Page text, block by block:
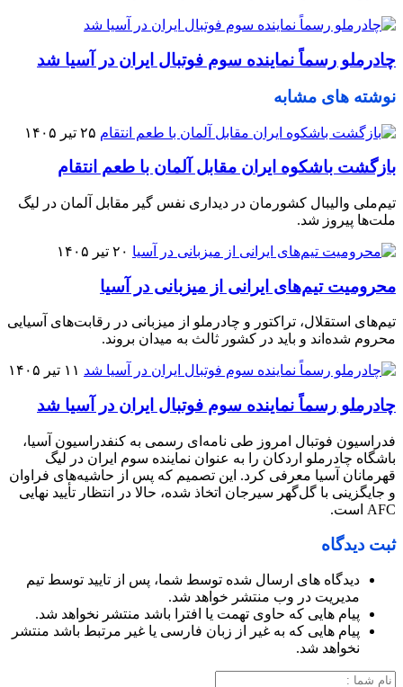
چادرملو رسماً نماینده سوم فوتبال ایران در آسیا شد
نوشته های مشابه
۲۵ تیر ۱۴۰۵
بازگشت باشکوه ایران مقابل آلمان با طعم انتقام
تیم‌ملی والیبال کشورمان در دیداری نفس گیر مقابل آلمان در لیگ
ملت‌ها پیروز شد.
۲۰ تیر ۱۴۰۵
محرومیت تیم‌های ایرانی از میزبانی در آسیا
تیم‌های استقلال، تراکتور و چادرملو از میزبانی در رقابت‌های آسیایی
محروم شده‌اند و باید در کشور ثالث به میدان بروند.
۱۱ تیر ۱۴۰۵
چادرملو رسماً نماینده سوم فوتبال ایران در آسیا شد
فدراسیون فوتبال امروز طی نامه‌ای رسمی به کنفدراسیون آسیا،
باشگاه چادرملو اردکان را به عنوان نماینده سوم ایران در لیگ
قهرمانان آسیا معرفی کرد. این تصمیم که پس از حاشیه‌های فراوان
و جایگزینی با گل‌گهر سیرجان اتخاذ شده، حالا در انتظار تأیید نهایی
AFC است.
ثبت دیدگاه
دیدگاه های ارسال شده توسط شما، پس از تایید توسط تیم
مدیریت در وب منتشر خواهد شد.
پیام هایی که حاوی تهمت یا افترا باشد منتشر نخواهد شد.
پیام هایی که به غیر از زبان فارسی یا غیر مرتبط باشد منتشر
نخواهد شد.